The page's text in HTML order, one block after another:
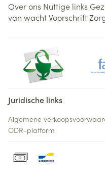
Over ons Nuttige links
van wachtVoorschrift
Juridische links
Algemene
ODR-platform